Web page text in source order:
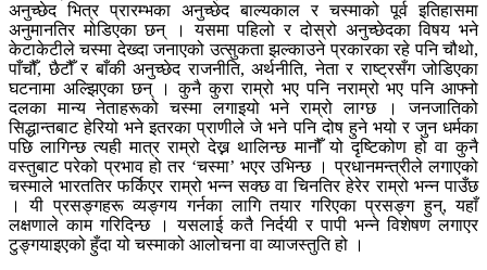
अनुच्छेद भित्र प्रारम्भका अनुच्छेद बाल्यकाल र चस्माको पूर्व इतिहासमा
अनुमानतिर मोडिएका छन् । यसमा पहिलो र दोस्रो अनुच्छेदका विषय भने
केटाकेटीले चस्मा देख्दा जनाएको उत्सुकता झल्काउने प्रकारका रहे पनि चौथो,
पाँचौँ, छैटौँ र बाँकी अनुच्छेद राजनीति, अर्थनीति, नेता र राष्ट्रसँग जोडिएका
घटनामा अल्झिएका छन् । कुनै कुरा राम्रो भए पनि नराम्रो भए पनि आफ्नो
दलका मान्य नेताहरूको चस्मा लगाइयो भने राम्रो लाग्छ । जनजातिको
सिद्धान्तबाट हेरियो भने इतरका प्राणीले जे भने पनि दोष हुने भयो र जुन धर्मका
पछि लागिन्छ त्यही मात्र राम्रो देख्न थालिन्छ मानौँ यो दृष्टिकोण हो वा कुनै
वस्तुबाट परेको प्रभाव हो तर ‘चस्मा’ भएर उभिन्छ । प्रधानमन्त्रीले लगाएको
चस्माले भारततिर फर्किएर राम्रो भन्न सक्छ वा चिनतिर हेरेर राम्रो भन्न पाउँछ
। यी प्रसङ्गहरू व्यङ्गय गर्नका लागि तयार गरिएका प्रसङ्ग हुन्, यहाँ
लक्षणाले काम गरिदिन्छ । यसलाई कतै निर्दयी र पापी भन्ने विशेषण लगाएर
टुङ्गयाइएको हुँदा यो चस्माको आलोचना वा व्याजस्तुति हो ।